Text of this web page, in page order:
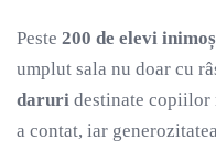
Peste 200 de elevi
umplut sala nu doar cu
daruri destinate copiilor
a contat, iar